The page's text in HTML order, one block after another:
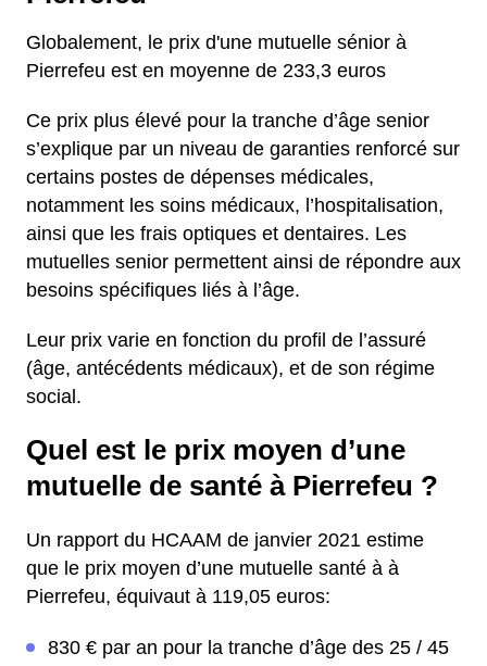
Globalement, le prix d'une mutuelle sénior à
Pierrefeu est en moyenne de 233,3 euros
Ce prix plus élevé pour la tranche d’âge senior
s’explique par un niveau de garanties renforcé sur
certains postes de dépenses médicales,
notamment les soins médicaux, l’hospitalisation,
ainsi que les frais optiques et dentaires. Les
mutuelles senior permettent ainsi de répondre aux
besoins spécifiques liés à l’âge.
Leur prix varie en fonction du profil de l’assuré
(âge, antécédents médicaux), et de son régime
social.
Quel est le prix moyen d’une
mutuelle de santé à Pierrefeu ?
Un rapport du HCAAM de janvier 2021 estime
que le prix moyen d’une mutuelle santé à à
Pierrefeu, équivaut à 119,05 euros:
830 € par an pour la tranche d’âge des 25 / 45